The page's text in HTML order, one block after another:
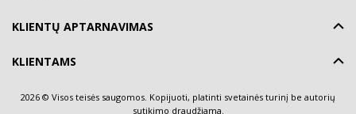
KLIENTŲ APTARNAVIMAS
KLIENTAMS
2026 © Visos teisės saugomos. Kopijuoti, platinti svetainės turinį be autorių
sutikimo draudžiama.